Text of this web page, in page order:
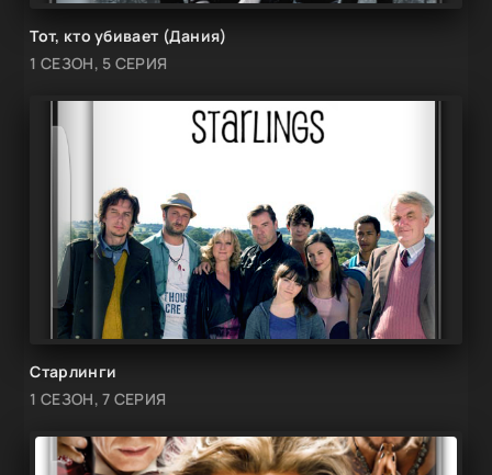
Тот, кто убивает (Дания)
1 СЕЗОН, 5 СЕРИЯ
Старлинги
1 СЕЗОН, 7 СЕРИЯ